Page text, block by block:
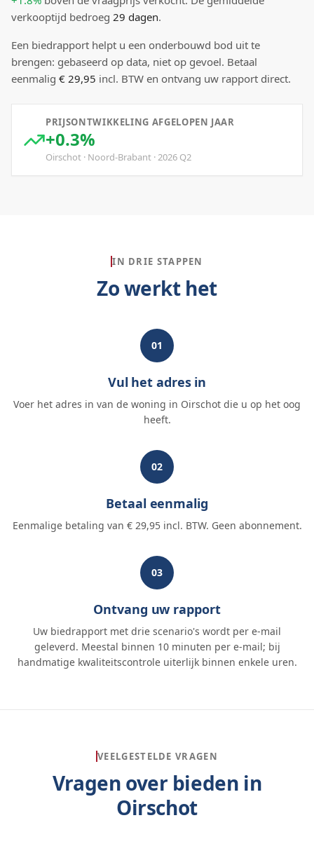
verkooptijd bedroeg 29 dagen.
Een biedrapport helpt u een onderbouwd bod uit te
brengen: gebaseerd op data, niet op gevoel. Betaal
eenmalig € 29,95 incl. BTW en ontvang uw rapport direct.
PRIJSONTWIKKELING AFGELOPEN JAAR
+0.3%
Oirschot · Noord-Brabant ·2026 Q2
IN DRIE STAPPEN
Zo werkt het
01
Vul het adres in
Voer het adres in van de woning in Oirschot die u op het oog
heeft.
02
Betaal eenmalig
Eenmalige betaling van € 29,95 incl. BTW. Geen abonnement.
03
Ontvang uw rapport
Uw biedrapport met drie scenario's wordt per e-mail
geleverd. Meestal binnen 10 minuten per e-mail; bij
handmatige kwaliteitscontrole uiterlijk binnen enkele uren.
VEELGESTELDE VRAGEN
Vragen over bieden in
Oirschot